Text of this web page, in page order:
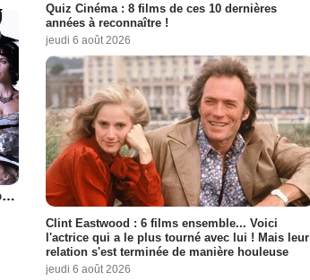
Mystères de Lisbonne
Quiz Cinéma : 8 films de ces 10 dernières
années à reconnaître !
jeudi 6 août 2026
Clint Eastwood : 6 films ensemble... Voici
l'actrice qui a le plus tourné avec lui ! Mais leur
relation s'est terminée de manière houleuse
jeudi 6 août 2026